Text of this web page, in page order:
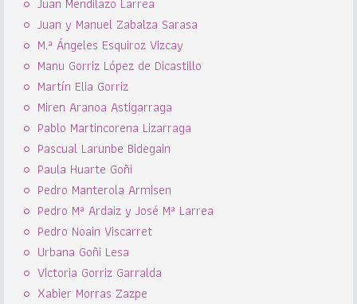
Juan y Manuel Zabalza Sarasa
M.ª Ángeles Esquiroz Vizcay
Manu Gorriz López de Dicastillo
Martín Elia Gorriz
Miren Aranoa Astigarraga
Pablo Martincorena Lizarraga
Pascual Larunbe Bidegain
Paula Huarte Goñi
Pedro Manterola Armisen
Pedro Mª Ardaiz y José Mª Larrea
Pedro Noain Viscarret
Urbana Goñi Lesa
Victoria Gorriz Garralda
Xabier Morras Zazpe